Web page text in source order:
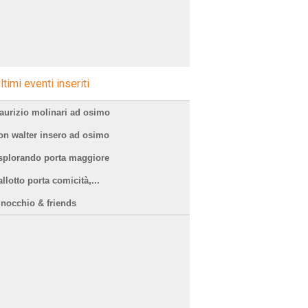
eventi inseriti
molinari ad osimo
walter insero ad osimo
porta maggiore
porta comicità,...
& friends